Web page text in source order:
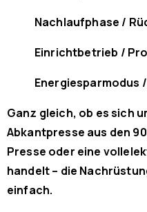
Nachlaufphase /
Einrichtbetrieb /
Energiesparmodus
Ganz gleich, ob es sich
Abkantpresse aus den
Presse oder eine
handelt – die
einfach.